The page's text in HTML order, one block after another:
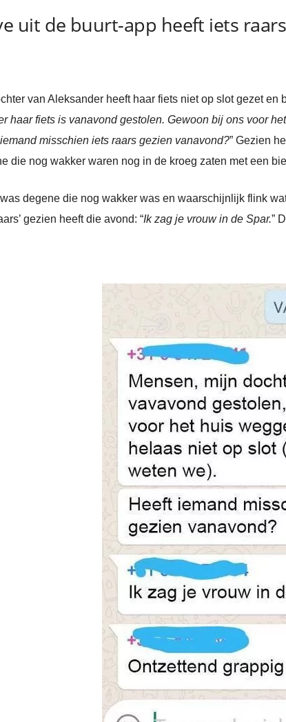
uit de buurt-app heeft iets
van Aleksander heeft haar fiets niet op slot gezet en
haar fiets is vanavond gestolen. Gewoon bij ons voor
misschien iets raars gezien vanavond?” Gezien
die nog wakker waren nog in de kroeg zaten met een
degene die nog wakker was en waarschijnlijk flink
gezien heeft die avond: “Ik zag je vrouw in de Spar.”